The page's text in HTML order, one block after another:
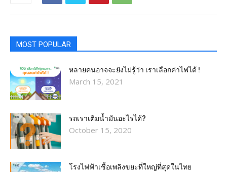
MOST POPULAR
หลายคนอาจจะยังไม่รู้ว่า เราเลือกค่าไฟได้ !
March 15, 2021
รถเราเติมน้ำมันอะไรได้?​
October 15, 2020
โรงไฟฟ้าเชื้อเพลิงขยะที่ใหญ่ที่สุดในไทย